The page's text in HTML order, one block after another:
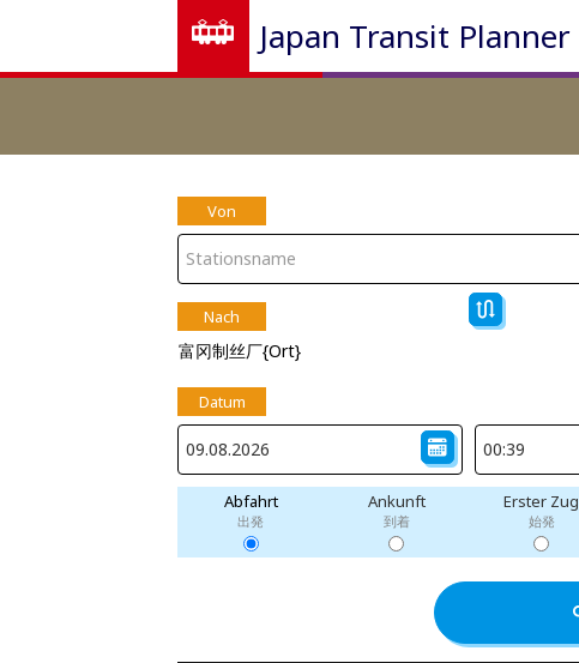
Japan Transit Planner
Von
Nach
富冈制丝厂{Ort}
Datum
Abfahrt
出発
Ankunft
到着
Erster Zug
始発